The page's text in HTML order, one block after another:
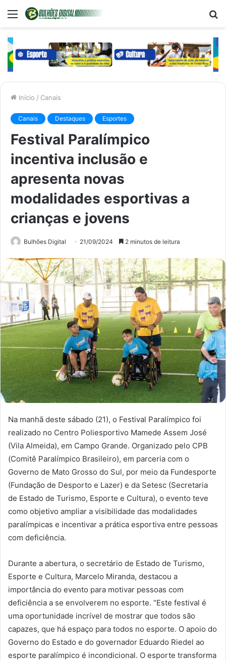
Menu
Início / Canais
Canais Destaques Esportes
Festival Paralímpico
incentiva inclusão e
apresenta novas
modalidades esportivas a
crianças e jovens
Bulhões Digital 21/09/2024 2 minutos de leitura
Na manhã deste sábado (21), o Festival Paralímpico foi
realizado no Centro Poliesportivo Mamede Assem José
(Vila Almeida), em Campo Grande. Organizado pelo CPB
(Comitê Paralímpico Brasileiro), em parceria com o
Governo de Mato Grosso do Sul, por meio da Fundesporte
(Fundação de Desporto e Lazer) e da Setesc (Secretaria
de Estado de Turismo, Esporte e Cultura), o evento teve
como objetivo ampliar a visibilidade das modalidades
paralímpicas e incentivar a prática esportiva entre pessoas
com deficiência.
Durante a abertura, o secretário de Estado de Turismo,
Esporte e Cultura, Marcelo Miranda, destacou a
importância do evento para motivar pessoas com
deficiência a se envolverem no esporte. “Este festival é
uma oportunidade incrível de mostrar que todos são
capazes, que há espaço para todos no esporte. O apoio do
Governo do Estado e do governador Eduardo Riedel ao
esporte paralímpico é incondicional. O esporte transforma